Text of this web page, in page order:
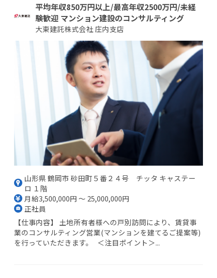
平均年収850万円以上/最高年収2500万円/未経
験歓迎 マンション建設のコンサルティング
大東建託株式会社 庄内支店
山形県 鶴岡市 砂田町５番２４号 チッタ キャステー
ロ １階
月給3,500,000円 ～ 25,000,000円
正社員
【仕事内容】 土地所有者様への戸別訪問により、賃貸事
業のコンサルティング営業(マンションを建てるご提案等)
を行っていただきます。 ＜注目ポイント＞...